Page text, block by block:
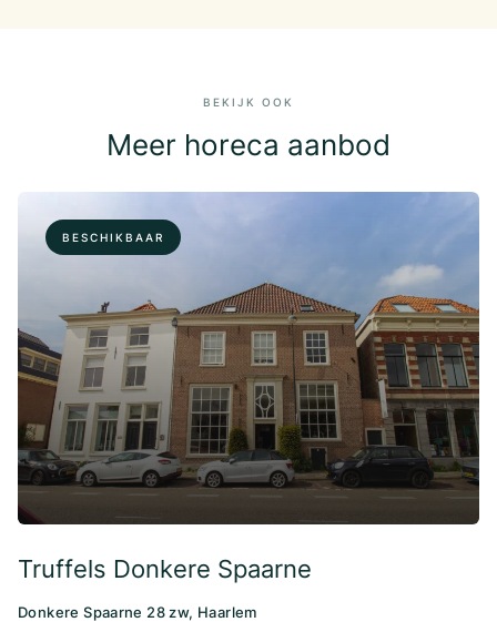
BEKIJK OOK
Meer horeca aanbod
BESCHIKBAAR
Truffels Donkere Spaarne
Donkere Spaarne 28 zw, Haarlem